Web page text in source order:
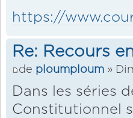
https://
Re: Recours
de ploumploum »
Dans les séries
Constitutionnel